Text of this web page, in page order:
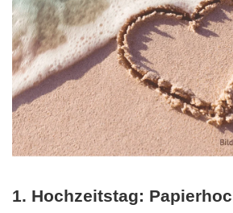
1. Hochzeitstag: